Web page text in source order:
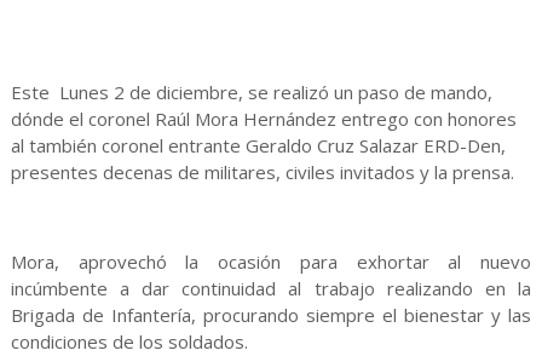
Este Lunes 2 de diciembre, se realizó un paso de mando,
dónde el coronel Raúl Mora Hernández entrego con honores
al también coronel entrante Geraldo Cruz Salazar ERD-Den,
presentes decenas de militares, civiles invitados y la prensa.
Mora, aprovechó la ocasión para exhortar al nuevo
incúmbente a dar continuidad al trabajo realizando en la
Brigada de Infantería, procurando siempre el bienestar y las
condiciones de los soldados.